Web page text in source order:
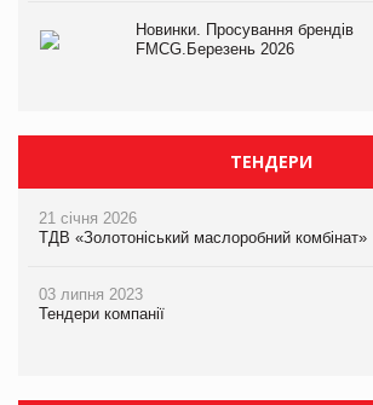
Новинки. Просування брендів
FMCG.Березень 2026
ТЕНДЕРИ
21 січня 2026
ТДВ «Золотоніський маслоробний комбінат»
03 липня 2023
Тендери компанії